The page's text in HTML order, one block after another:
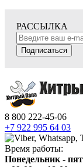
РАССЫЛКА
Подписаться
8 800 222-45-06
+7 922 995 64 03
Время работы:
Понедельник -